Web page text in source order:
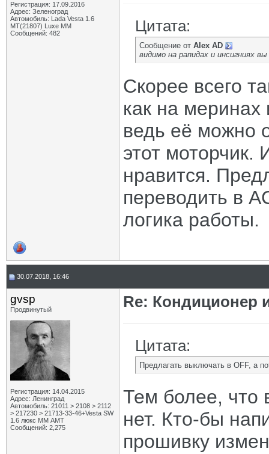
Регистрация: 17.09.2016
Адрес: Зеленоград
Автомобиль: Lada Vesta 1.6
MT(21807) Luxe MM
Сообщений: 482
Цитата:
Сообщение от Alex AD
видимо на рапидах и инсигниях
Скорее всего
как на
ведь её можно
этот моторчик.
нравится.
переводить в
логика работы.
30.07.2018, 16:46
gvsp
Продвинутый
Регистрация: 14.04.2015
Адрес: Ленинград
Автомобиль: 21011 > 2108 > 2112
> 217230 > 21713-33-46+Vesta SW
1.6 люкс ММ АМТ
Сообщений: 2,275
Re: Кондиционер
Цитата:
Предлагать выключать в OFF, а
Тем более, что
нет. Кто-бы
прошивку